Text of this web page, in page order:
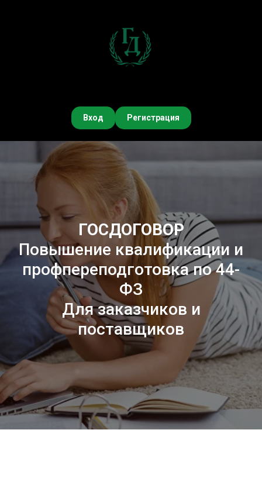
Вход Регистрация
ГОСДОГОВОР
Повышение квалификации и
профпереподготовка по 44-
ФЗ
Для заказчиков и
поставщиков